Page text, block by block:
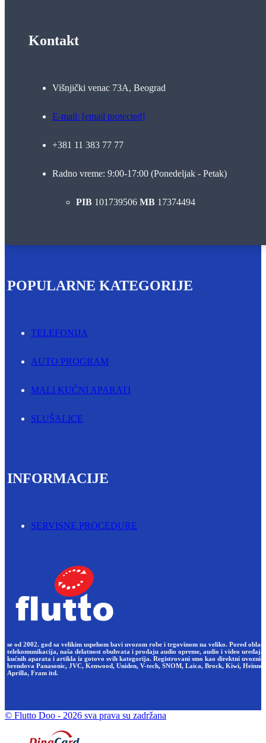
Kontakt
Višnjički venac 73A, Beograd
E-mail: [email protected]
+381 11 383 77 77
Radno vreme: 9:00-17:00 (Ponedeljak - Petak)
PIB 101739506 MB 17374494
POPULARNE KATEGORIJE
TELEFONIJA
AUTO PROGRAM
MALI KUĆNI APARATI
SLUŠALICE
INFORMACIJE
SERVISNE PROCEDURE
se od 2002. god sa velikim uspehom bavi uvozom robe i trgovinom na veliko. Pored
telekomunikacija, naša delatnost obuhvata i prodaju audio opreme, audio i video uređaja,
kućnih aparata i artikla iz gotovo svih kategorija. Registrovani smo kao direktni uvoznici
brendova Panasonic, JVC, Kenwood, Uniden, V-tech, SNOM, Laica, Brock, Kiwi,
Aprilla, Fram itd.
© Flutto Doo - 2026 sva prava su zadržana